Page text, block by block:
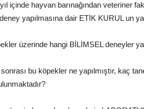
içinde hayvan barınağından veteriner
yapılmasına dair ETİK KURUL un
üzerinde hangi BİLİMSEL deneyler
bu köpekler ne yapılmıştır, kaç